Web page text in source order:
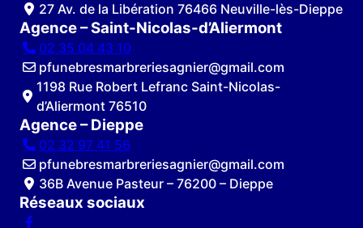
27 Av. de la Libération 76466 Neuville-lès-Dieppe
Agence – Saint-Nicolas-d’Aliermont
02 35 04 43 10
pfunebresmarbreriesagnier@gmail.com
1198 Rue Robert Lefranc Saint-Nicolas-
d’Aliermont 76510
Agence – Dieppe
02 32 97 41 56
pfunebresmarbreriesagnier@gmail.com
36B Avenue Pasteur – 76200 – Dieppe
Réseaux sociaux